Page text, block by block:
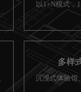
以1+N模式，
多样
沉浸式体验馆